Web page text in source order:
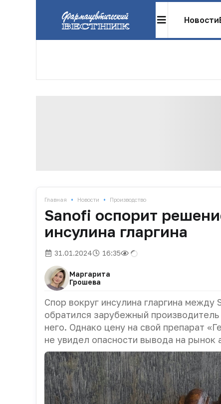
Новости
Главная • Новости • Производство
Sanofi оспорит
инсулина гларгина
31.01.2024 16:35
Маргарита
Грошева
Спор вокруг инсулина гларгина
обратился зарубежный
него. Однако цену на свой препарат
не увидел опасности вывода на рынок